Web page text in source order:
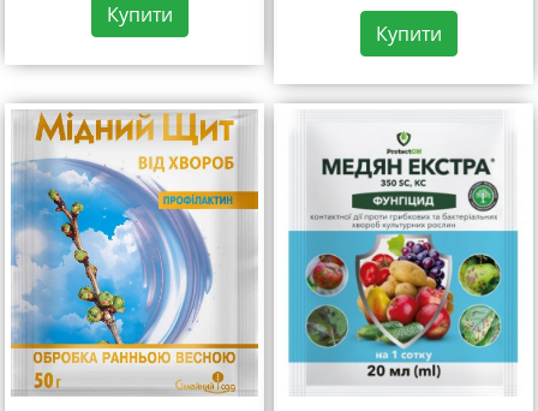
Купити
Купити